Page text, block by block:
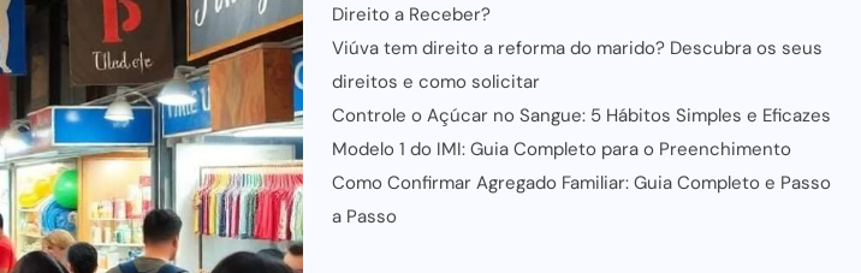
Direito a Receber?
Viúva tem direito a reforma do marido? Descubra os seus
direitos e como solicitar
Controle o Açúcar no Sangue: 5 Hábitos Simples e Eficazes
Modelo 1 do IMI: Guia Completo para o Preenchimento
Como Confirmar Agregado Familiar: Guia Completo e Passo
a Passo